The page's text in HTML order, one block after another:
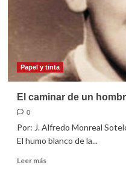
Papel y tinta
El caminar de un
0
Por: J. Alfredo Monreal
El humo blanco de la...
Leer másLeer